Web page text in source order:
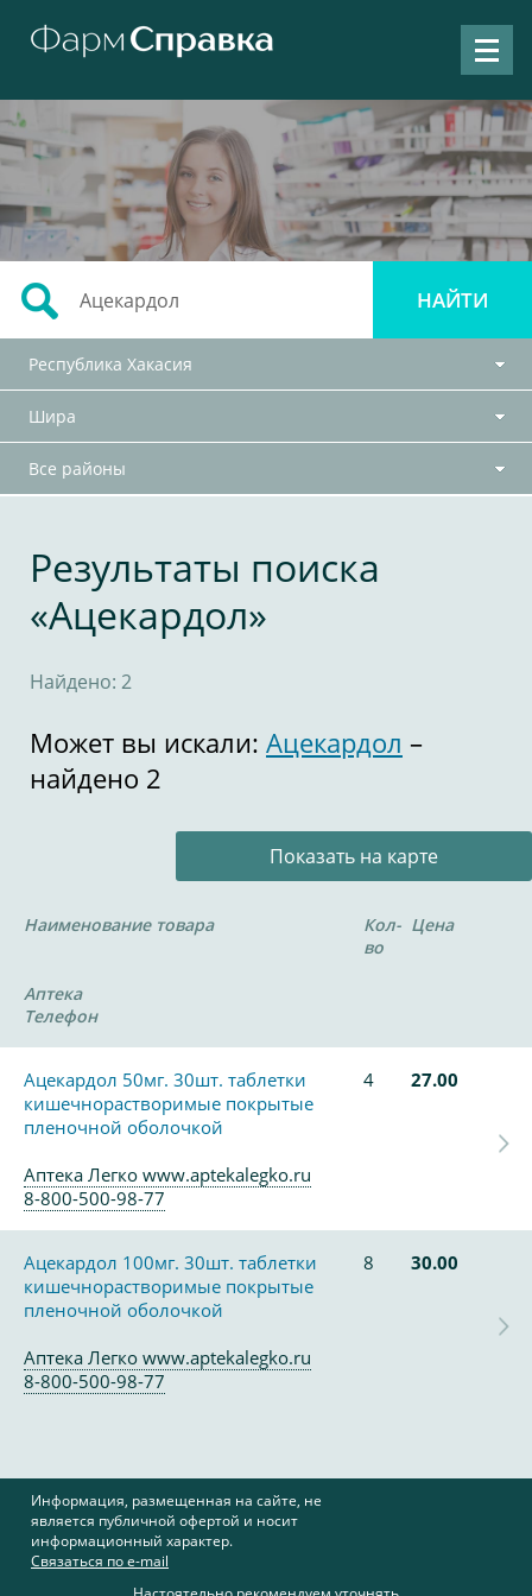
Республика Хакасия
Шира
Все районы
Результаты поиска
«Ацекардол»
Найдено: 2
Может вы искали: Ацекардол –
найдено 2
Показать на карте
Наименование товара
Кол-
во
Цена
Аптека
Телефон
Ацекардол 50мг. 30шт. таблетки
кишечнорастворимые покрытые
пленочной оболочкой
4 27.00
Аптека Легко www.aptekalegko.ru
8-800-500-98-77
Ацекардол 100мг. 30шт. таблетки
кишечнорастворимые покрытые
пленочной оболочкой
8 30.00
Аптека Легко www.aptekalegko.ru
8-800-500-98-77
Информация, размещенная на сайте, не
является публичной офертой и носит
информационный характер.
Связаться по e-mail